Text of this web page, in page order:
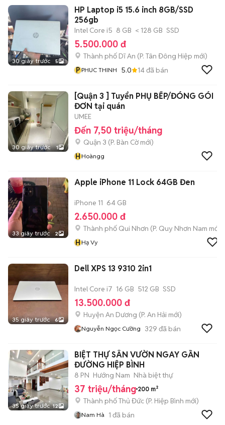
30 giây trước 5
HP Laptop i5 15.6 inch 8GB/SSD
256gb
Intel Core i5 8 GB < 128 GB SSD
5.500.000 đ
Thành phố Dĩ An (P. Tân Đông Hiệp mới)
P PHUC THINH 5.0 14đã bán
30 giây trước 1
[Quận 3 ] Tuyển PHỤ BẾP/ĐÓNG GÓI
ĐƠN tại quán
UMEE
Đến 7,50 triệu/tháng
Quận 3 (P. Bàn Cờmới)
HHoàngg
33 giây trước 2
Apple iPhone 11 Lock 64GB Đen
iPhone 11 64 GB
2.650.000 đ
Thành phố Qui Nhơn (P. Quy Nhơn Nam mới)
HHạ Vy
35 giây trước 6
Dell XPS 13 9310 2in1
Intel Core i7 16 GB 512 GB SSD
13.500.000 đ
Huyện An Dương (P. An Hải mới)
Nguyễn Ngọc Cường 329 đã bán
35 giây trước 12
BIỆT THỰ SÂN VƯỜN NGAY GẦN
ĐƯỜNG HIỆP BÌNH
8 PN Hướng Nam Nhà biệt thự
37 triệu/tháng 200 m²
Thành phố Thủ Đức (P. Hiệp Bình mới)
Nam Hà 1 đã bán